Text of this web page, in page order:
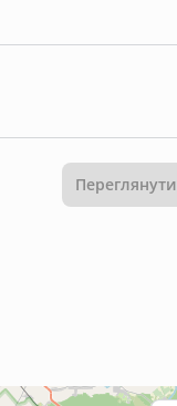
Переглянути